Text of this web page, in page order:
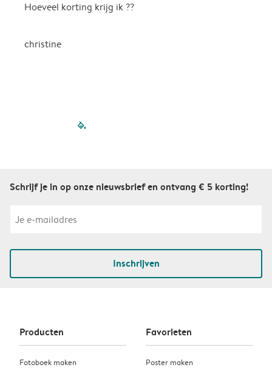
Hoeveel korting krijg ik ??
christine
filled-pagination
Schrijf je in op onze nieuwsbrief en ontvang € 5 korting!
Inschrijven
Producten
Fotoboek maken
Favorieten
Poster maken